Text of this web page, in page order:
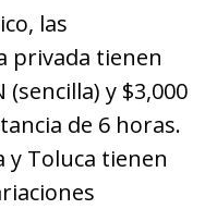
las
privada tienen
(sencilla) y $3,000
de 6 horas.
y Toluca tienen